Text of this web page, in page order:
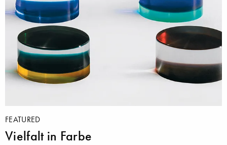
FEATURED
Vielfalt in Farbe